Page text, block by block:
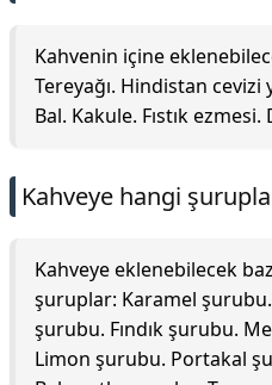
Kahvenin içine
Tereyağı. Hindistan cevizi
Bal. Kakule. Fıstık
Kahveye hangi
Kahveye eklenebilecek
şuruplar: Karamel
şurubu. Fındık şurubu.
Limon şurubu. Portakal